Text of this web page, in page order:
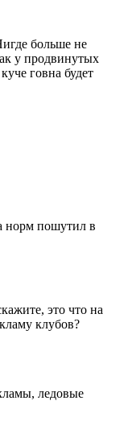
больше не
у продвинутых
говна будет
норм пошутил в
это что на
клубов?
ледовые